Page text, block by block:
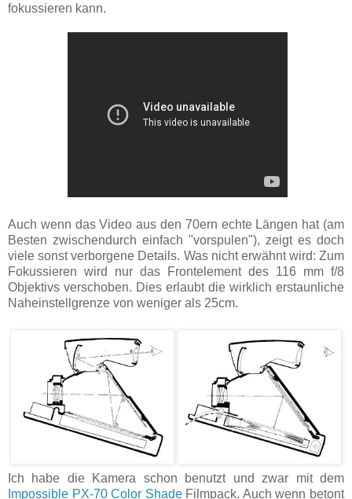
fokussieren kann.
Auch wenn das Video aus den 70ern echte Längen hat (am
Besten zwischendurch einfach "vorspulen"), zeigt es doch
viele sonst verborgene Details. Was nicht erwähnt wird: Zum
Fokussieren wird nur das Frontelement des 116 mm f/8
Objektivs verschoben. Dies erlaubt die wirklich erstaunliche
Naheinstellgrenze von weniger als 25cm.
Ich habe die Kamera schon benutzt und zwar mit dem
Impossible PX-70 Color ShadeFilmpack. Auch wenn betont